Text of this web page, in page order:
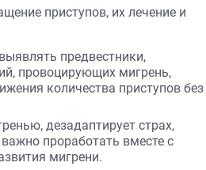
приступов, их лечение и
предвестники,
провоцирующих мигрень,
количества приступов без
дезадаптирует страх,
проработать вместе с
мигрени.